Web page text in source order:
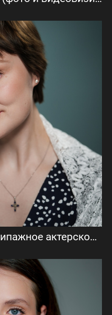
Настя Кучмистова (типажное актерское портфолио)